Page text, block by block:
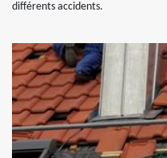
différents accidents.